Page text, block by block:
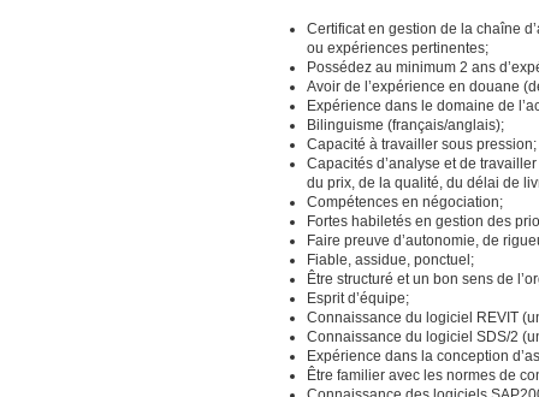
Certificat en gestion de la chaîne
ou expériences pertinentes;
Possédez au minimum 2 ans
Avoir de l’expérience en douane
Expérience dans le domaine de
Bilinguisme (français/anglais);
Capacité à travailler sous pression;
Capacités d’analyse et de
du prix, de la qualité, du délai de
Compétences en négociation;
Fortes habiletés en gestion des
Faire preuve d’autonomie, de
Fiable, assidue, ponctuel;
Être structuré et un bon sens de
Esprit d’équipe;
Connaissance du logiciel REVIT
Connaissance du logiciel SDS/2
Expérience dans la conception
Être familier avec les normes de